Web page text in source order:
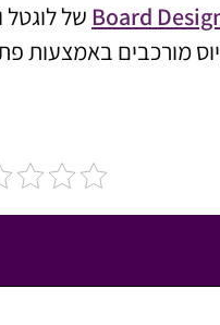
Board של לוגטל
מורכבים באמצעות